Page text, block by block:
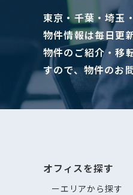
東京・千葉・埼玉
物件情報は毎日更
物件のご紹介・移
すので、物件のお
オフィスを探す
エリアから探す